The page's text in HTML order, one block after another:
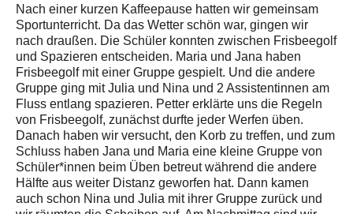
Nach einer kurzen Kaffeepause hatten wir gemeinsam
Sportunterricht. Da das Wetter schön war, gingen wir
nach draußen. Die Schüler konnten zwischen Frisbeegolf
und Spazieren entscheiden. Maria und Jana haben
Frisbeegolf mit einer Gruppe gespielt. Und die andere
Gruppe ging mit Julia und Nina und 2 Assistentinnen am
Fluss entlang spazieren. Petter erklärte uns die Regeln
von Frisbeegolf, zunächst durfte jeder Werfen üben.
Danach haben wir versucht, den Korb zu treffen, und zum
Schluss haben Jana und Maria eine kleine Gruppe von
Schüler*innen beim Üben betreut während die andere
Hälfte aus weiter Distanz geworfen hat. Dann kamen
auch schon Nina und Julia mit ihrer Gruppe zurück und